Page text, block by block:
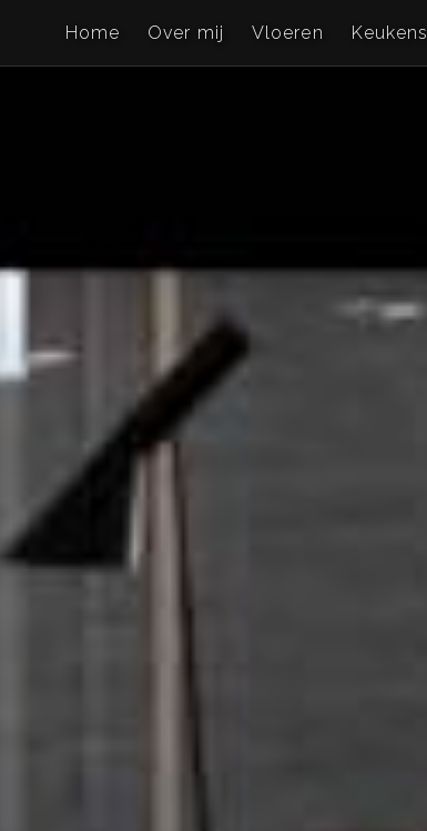
Home Over mij Vloeren Keukens